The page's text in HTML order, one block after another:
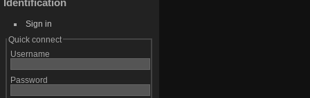
Identification
Sign in
Quick connect
Username
Password